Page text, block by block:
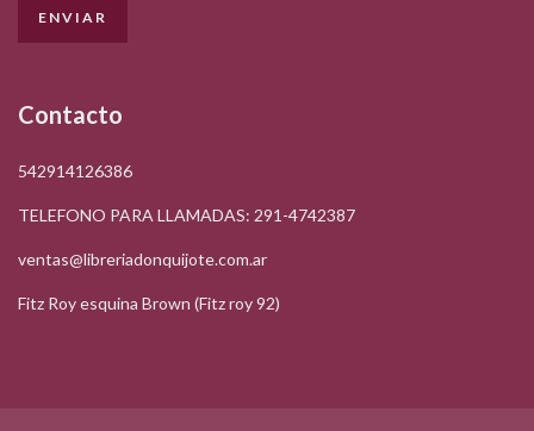
Contacto
542914126386
TELEFONO PARA LLAMADAS: 291-4742387
ventas@libreriadonquijote.com.ar
Fitz Roy esquina Brown (Fitz roy 92)